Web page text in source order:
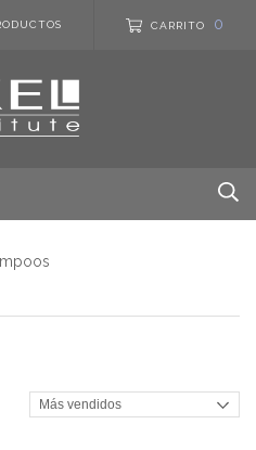
CARRITO 0